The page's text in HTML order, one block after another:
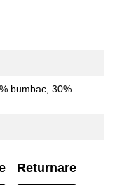
bumbac, 30%
Returnare